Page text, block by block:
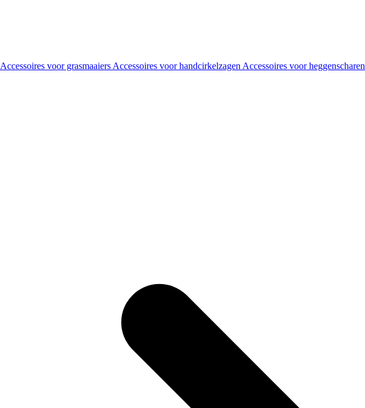
Accessoires voor grasmaaiers Accessoires voor handcirkelzagen Accessoires voor heggenscharen